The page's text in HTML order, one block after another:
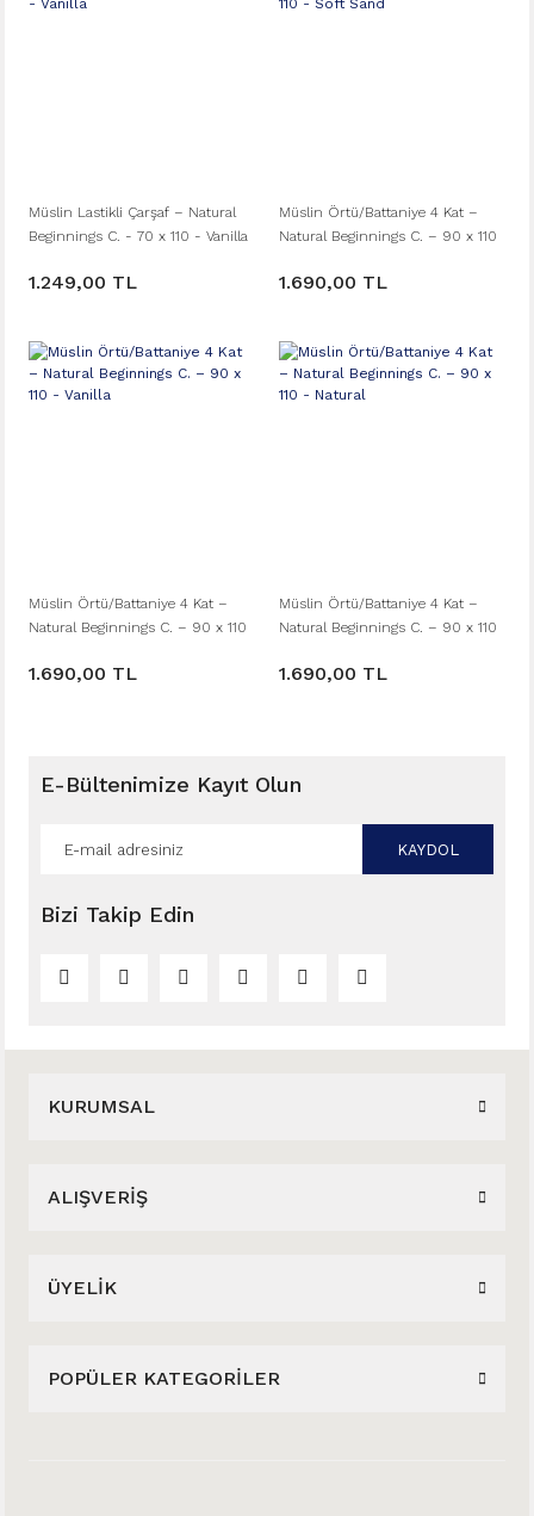
Müslin Lastikli Çarşaf – Natural
Beginnings C. - 70 x 110 - Vanilla
1.249,00 TL
Müslin Örtü/Battaniye 4 Kat –
Natural Beginnings C. – 90 x 110
1.690,00 TL
Müslin Örtü/Battaniye 4 Kat –
Natural Beginnings C. – 90 x 110
1.690,00 TL
Müslin Örtü/Battaniye 4 Kat –
Natural Beginnings C. – 90 x 110
1.690,00 TL
E-Bültenimize Kayıt Olun
KAYDOL
Bizi Takip Edin
KURUMSAL
ALIŞVERİŞ
ÜYELİK
POPÜLER KATEGORİLER